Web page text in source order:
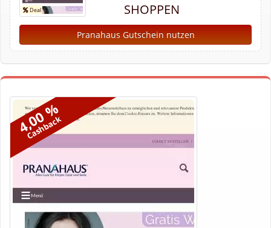
SHOPPEN
Pranahaus Gutschein nutzen
4,00 %
Cashback